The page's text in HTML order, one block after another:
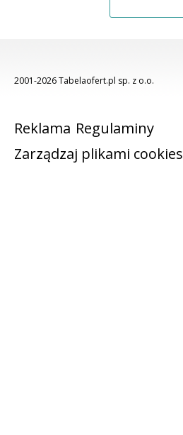
2001-2026 Tabelaofert.pl sp. z o.o.
Reklama Regulaminy
Zarządzaj plikami cookies